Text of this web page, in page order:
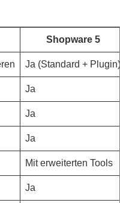
Shopware 5
Ja (Standard + Plugin)
Ja
Ja
Ja
Mit erweiterten Tools
Ja